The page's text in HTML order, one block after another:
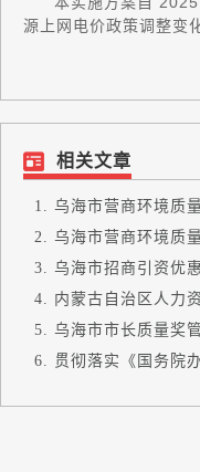
源上网电价政策调整变
相关文章
乌海市营商环境质
乌海市营商环境质
乌海市招商引资优
内蒙古自治区人力
乌海市市长质量奖
贯彻落实《国务院